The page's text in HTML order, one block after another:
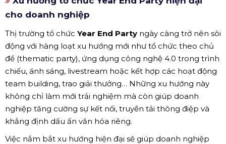
cho doanh nghiệp
Thị trường tổ chức Year End Party ngày càng trở nên sôi
động với hàng loạt xu hướng mới như tổ chức theo chủ
đề (thematic party), ứng dụng công nghệ 4.0 trong trình
chiếu, ánh sáng, livestream hoặc kết hợp các hoạt động
team building, trao giải thưởng… Những xu hướng này
không chỉ làm mới trải nghiệm mà còn giúp doanh
nghiệp tăng cường sự kết nối, truyền tải thông điệp và
khẳng định dấu ấn văn hóa riêng.
Việc nắm bắt xu hướng hiện đại sẽ giúp doanh nghiệp